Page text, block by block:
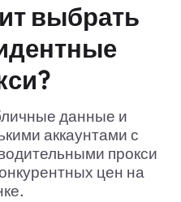
выбрать
данные и
аккаунтами с
прокси
цен на